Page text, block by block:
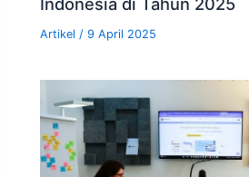
Artikel /9 April 2025